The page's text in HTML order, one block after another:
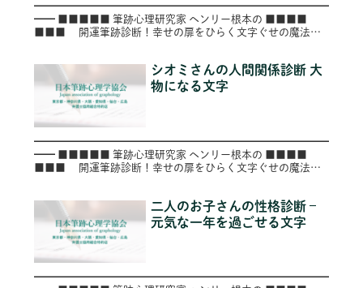
━━━━━━━━━━━━━━━━━━━━━━━━━━━━
━━ ■■■■■ 筆跡心理研究家 ヘンリー根本の ■■■■
■■■ 開運筆跡診断！幸せの扉をひらく文字ぐせの魔法
シオミさんの人間関係診断 大
物になる文字
━━━━━━━━━━━━━━━━━━━━━━━━━━━━
━━ ■■■■■ 筆跡心理研究家 ヘンリー根本の ■■■■
■■■ 開運筆跡診断！幸せの扉をひらく文字ぐせの魔法
二人のお子さんの性格診断 –
元気な一年を過ごせる文字
━━━━━━━━━━━━━━━━━━━━━━━━━━━━